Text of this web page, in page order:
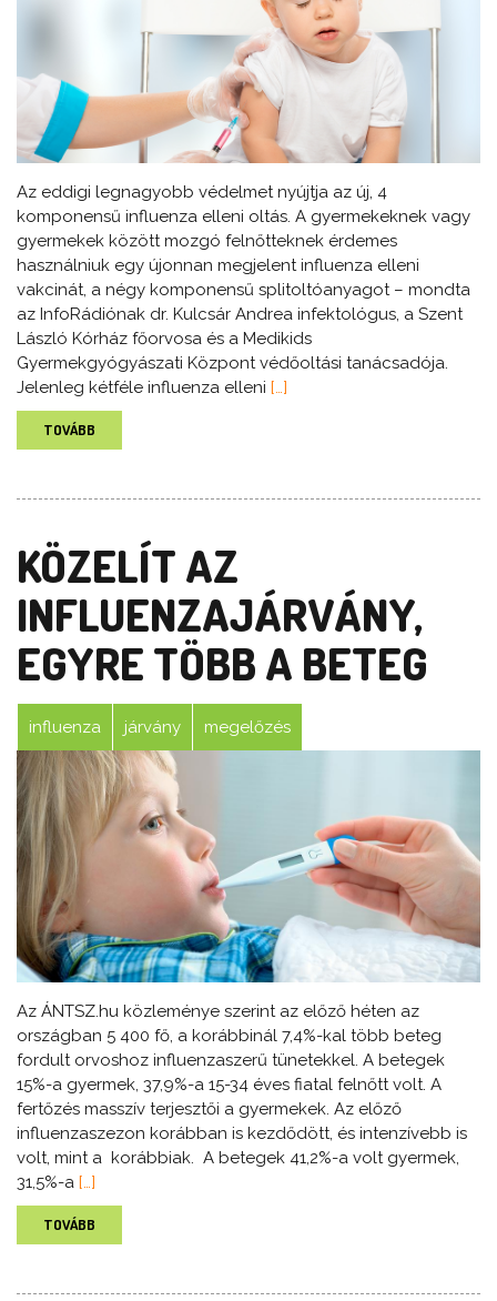
Az eddigi legnagyobb védelmet nyújtja az új, 4
komponensű influenza elleni oltás. A gyermekeknek vagy
gyermekek között mozgó felnőtteknek érdemes
használniuk egy újonnan megjelent influenza elleni
vakcinát, a négy komponensű splitoltóanyagot – mondta
az InfoRádiónak dr. Kulcsár Andrea infektológus, a Szent
László Kórház főorvosa és a Medikids
Gyermekgyógyászati Központ védőoltási tanácsadója.
Jelenleg kétféle influenza elleni […]
TOVÁBB
KÖZELÍT AZ
INFLUENZAJÁRVÁNY,
EGYRE TÖBB A BETEG
influenza járvány megelőzés
Az ÁNTSZ.hu közleménye szerint az előző héten az
országban 5 400 fő, a korábbinál 7,4%-kal több beteg
fordult orvoshoz influenzaszerű tünetekkel. A betegek
15%-a gyermek, 37,9%-a 15-34 éves fiatal felnőtt volt. A
fertőzés masszív terjesztői a gyermekek. Az előző
influenzaszezon korábban is kezdődött, és intenzívebb is
volt, mint a korábbiak. A betegek 41,2%-a volt gyermek,
31,5%-a […]
TOVÁBB